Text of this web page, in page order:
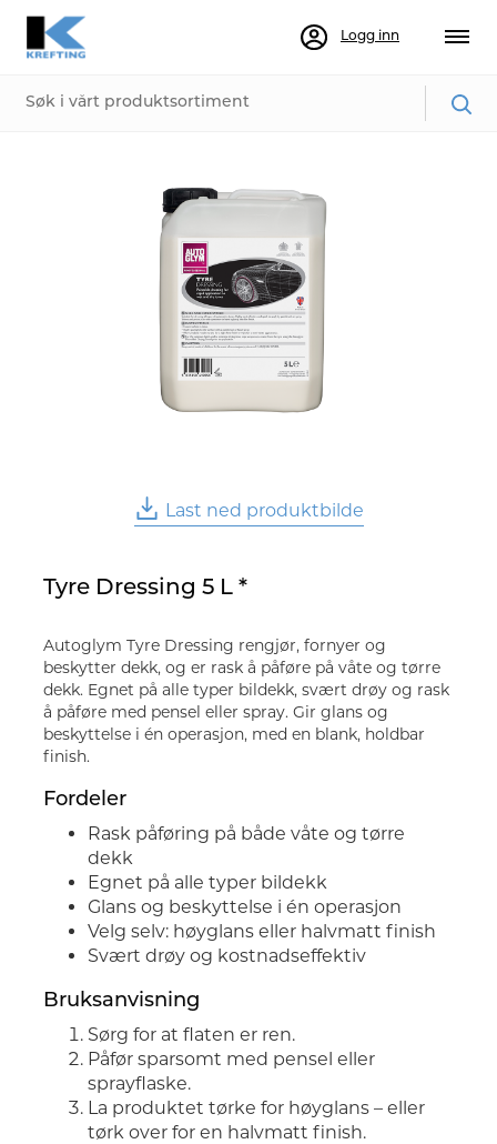
Logg inn
Last ned produktbilde
Tyre Dressing 5 L *
Autoglym Tyre Dressing rengjør, fornyer og
beskytter dekk, og er rask å påføre på våte og tørre
dekk. Egnet på alle typer bildekk, svært drøy og rask
å påføre med pensel eller spray. Gir glans og
beskyttelse i én operasjon, med en blank, holdbar
finish.
Fordeler
Rask påføring på både våte og tørre
dekk
Egnet på alle typer bildekk
Glans og beskyttelse i én operasjon
Velg selv: høyglans eller halvmatt finish
Svært drøy og kostnadseffektiv
Bruksanvisning
Sørg for at flaten er ren.
Påfør sparsomt med pensel eller
sprayflaske.
La produktet tørke for høyglans – eller
tørk over for en halvmatt finish.